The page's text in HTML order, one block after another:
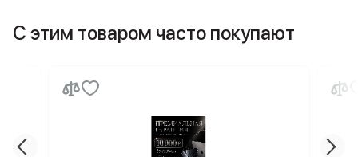
С этим товаром часто покупают